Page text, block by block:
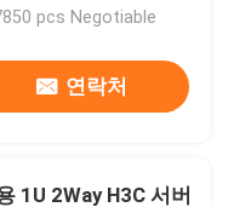
pcs Negotiable
연락처
1U 2Way H3C 서버